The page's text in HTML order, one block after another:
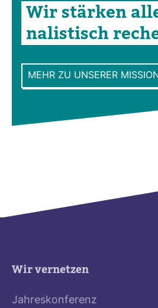
Wir stärken
na­lis­tisch
MEHR ZU UNSERER MISSION
Wir vernetzen
Jahreskonferenz